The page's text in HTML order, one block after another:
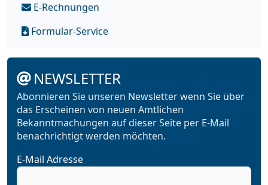
E-Rechnungen
Formular-Service
NEWSLETTER
Abonnieren Sie unseren Newsletter wenn Sie über
das Erscheinen von neuen Amtlichen
Bekanntmachungen auf dieser Seite per E-Mail
benachrichtigt werden möchten.
E-Mail Adresse